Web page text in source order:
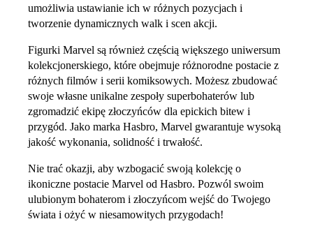
umożliwia ustawianie ich w różnych pozycjach i
tworzenie dynamicznych walk i scen akcji.
Figurki Marvel są również częścią większego uniwersum
kolekcjonerskiego, które obejmuje różnorodne postacie z
różnych filmów i serii komiksowych. Możesz zbudować
swoje własne unikalne zespoły superbohaterów lub
zgromadzić ekipę złoczyńców dla epickich bitew i
przygód. Jako marka Hasbro, Marvel gwarantuje wysoką
jakość wykonania, solidność i trwałość.
Nie trać okazji, aby wzbogacić swoją kolekcję o
ikoniczne postacie Marvel od Hasbro. Pozwól swoim
ulubionym bohaterom i złoczyńcom wejść do Twojego
świata i ożyć w niesamowitych przygodach!